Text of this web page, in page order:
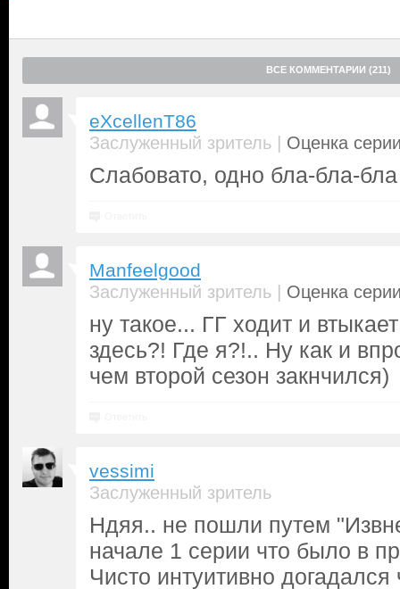
ВСЕ КОММЕНТАРИИ (211)
eXcellenT86
Заслуженный зритель | Оценка
Слабовато, одно бла-бла-
Manfeelgood
Заслуженный зритель | Оценка
ну такое... ГГ ходит и
здесь?! Где я?!.. Ну как и
чем второй сезон закнчился)
vessimi
Заслуженный зритель
Ндяя.. не пошли путем
начале 1 серии что было в
Чисто интуитивно